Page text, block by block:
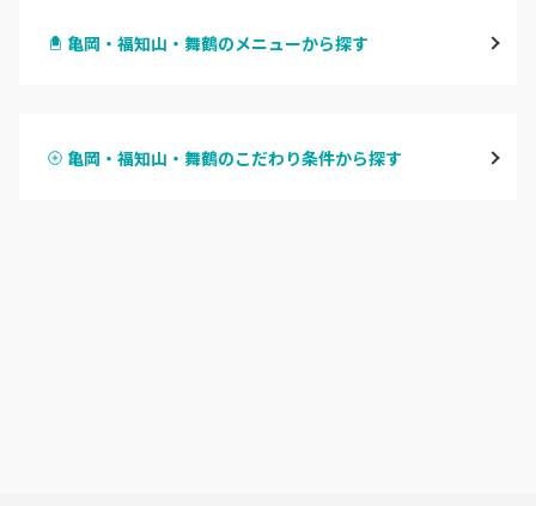
四条河原町・河原町三条
亀岡・福知山・舞鶴のメニューから探す
ハンドスカルプ
亀岡・福知山・舞鶴のこだわり条件から探す